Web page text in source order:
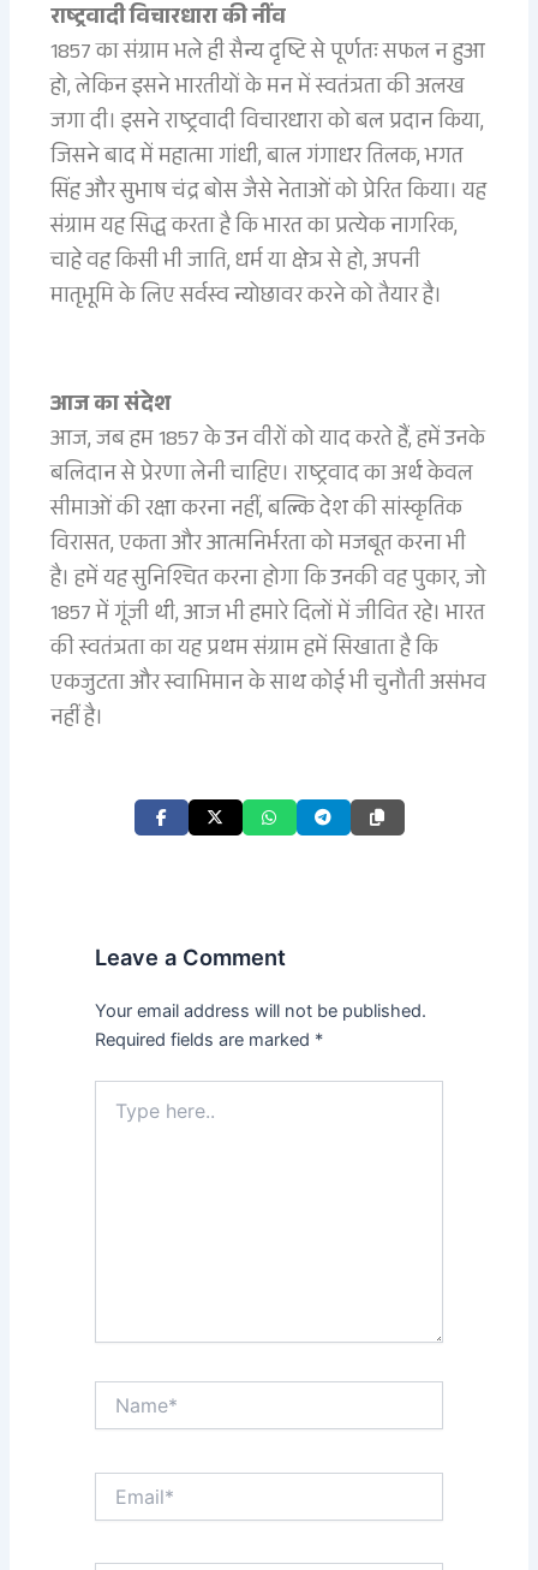
राष्ट्रवादी विचारधारा की नींव
1857 का संग्राम भले ही सैन्य दृष्टि से पूर्णतः सफल न हुआ
हो, लेकिन इसने भारतीयों के मन में स्वतंत्रता की अलख
जगा दी। इसने राष्ट्रवादी विचारधारा को बल प्रदान किया,
जिसने बाद में महात्मा गांधी, बाल गंगाधर तिलक, भगत
सिंह और सुभाष चंद्र बोस जैसे नेताओं को प्रेरित किया। यह
संग्राम यह सिद्ध करता है कि भारत का प्रत्येक नागरिक,
चाहे वह किसी भी जाति, धर्म या क्षेत्र से हो, अपनी
मातृभूमि के लिए सर्वस्व न्योछावर करने को तैयार है।
आज का संदेश
आज, जब हम 1857 के उन वीरों को याद करते हैं, हमें उनके
बलिदान से प्रेरणा लेनी चाहिए। राष्ट्रवाद का अर्थ केवल
सीमाओं की रक्षा करना नहीं, बल्कि देश की सांस्कृतिक
विरासत, एकता और आत्मनिर्भरता को मजबूत करना भी
है। हमें यह सुनिश्चित करना होगा कि उनकी वह पुकार, जो
1857 में गूंजी थी, आज भी हमारे दिलों में जीवित रहे। भारत
की स्वतंत्रता का यह प्रथम संग्राम हमें सिखाता है कि
एकजुटता और स्वाभिमान के साथ कोई भी चुनौती असंभव
नहीं है।
Leave a Comment
Your email address will not be published.
Required fields are marked *
here..